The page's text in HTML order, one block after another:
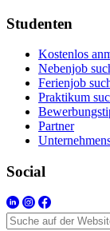
Studenten
Kostenlos
Nebenjob
Ferienjob
Praktikum
Partner
Social